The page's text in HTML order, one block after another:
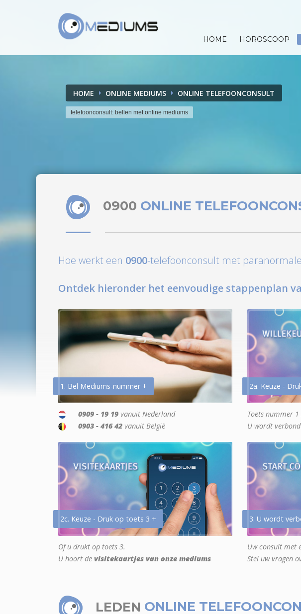
HOME HOROSCOOP
HOME ONLINE MEDIUMS ONLINE TELEFOONCONSULT
telefoonconsult: bellen met online mediums
0900 ONLINE
Hoe werkt een 0900-telefoonconsult met
Ontdek hieronder het eenvoudige stappenplan
1. Bel Mediums-nummer +
0909 - 19 19 vanuit Nederland
0903 - 416 42 vanuit België
2a. Keuze -
Toets nummer 1
U wordt
2c. Keuze - Druk op toets 3 +
Of u drukt op toets 3.
U hoort de visitekaartjes van onze mediums
3. U wordt
Uw consult met
Stel uw vragen
LEDEN ONLINE